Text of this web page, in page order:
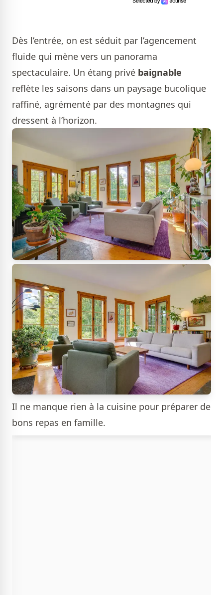
Dès l’entrée, on est séduit par l’agencement
fluide qui mène vers un panorama
spectaculaire. Un étang privé baignable
reflète les saisons dans un paysage bucolique
raffiné, agrémenté par des montagnes qui
dressent à l’horizon.
Il ne manque rien à la cuisine pour préparer de
bons repas en famille.